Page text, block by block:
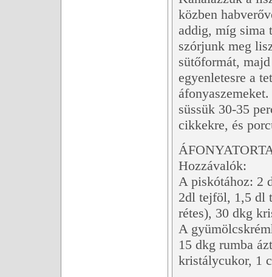
közben
addig, míg sima
szórjunk meg
sütőformát,
egyenletesre a
süssük 30-35
cikkekre, és
Hozzávalók:
A piskótához: 2
2dl tejföl, 1,5 dl
rétes), 30 dkg
A
15 dkg rumba
kristálycukor, 1